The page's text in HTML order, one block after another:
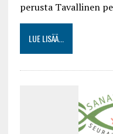
perusta Tavallinen
LUE LISÄÄ...